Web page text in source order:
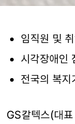
임직원 및
시각장애인
전국의 복
GS칼텍스(대